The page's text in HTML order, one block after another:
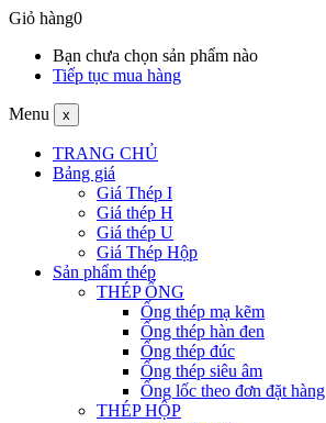
Giỏ hàng0
Bạn chưa chọn sản phẩm nào
Tiếp tục mua hàng
Menu x
TRANG CHỦ
Bảng giá
Giá Thép I
Giá thép H
Giá thép U
Giá Thép Hộp
Sản phẩm thép
THÉP ỐNG
Ống thép mạ kẽm
Ống thép hàn đen
Ống thép đúc
Ống thép siêu âm
Ống lốc theo đơn đặt hàng
THÉP HỘP